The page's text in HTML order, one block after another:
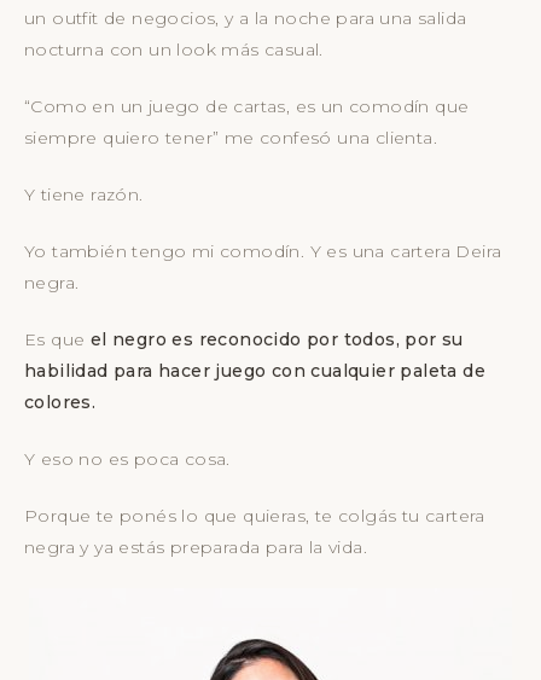
un outfit de negocios, y a la noche para una salida
nocturna con un look más casual.
“Como en un juego de cartas, es un comodín que
siempre quiero tener” me confesó una clienta.
Y tiene razón.
Yo también tengo mi comodín. Y es una cartera Deira
negra.
Es que el negro es reconocido por todos, por su
habilidad para hacer juego con cualquier paleta de
colores.
Y eso no es poca cosa.
Porque te ponés lo que quieras, te colgás tu cartera
negra y ya estás preparada para la vida.